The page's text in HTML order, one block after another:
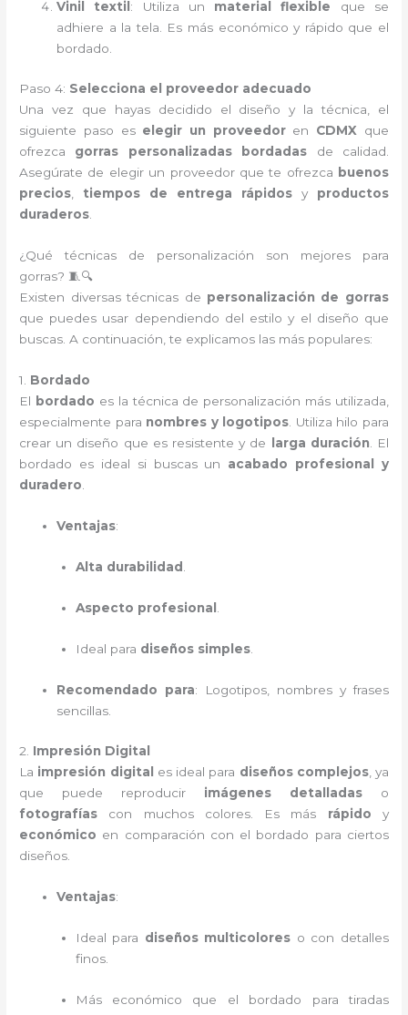
Vinil textil: Utiliza un material flexible que se
adhiere a la tela. Es más económico y rápido que el
bordado.
Paso 4: Selecciona el proveedor adecuado
Una vez que hayas decidido el diseño y la técnica, el
siguiente paso es elegir un proveedoren CDMX que
ofrezca gorras personalizadas bordadas de calidad.
Asegúrate de elegir un proveedor que te ofrezca buenos
precios, tiempos de entrega rápidosy productos
duraderos.
¿Qué técnicas de personalización son mejores para
gorras? 🧵🔍
Existen diversas técnicas de personalización de gorras
que puedes usar dependiendo del estilo y el diseño que
buscas. A continuación, te explicamos las más populares:
1. Bordado
El bordado es la técnica de personalización más utilizada,
especialmente para nombres y logotipos . Utiliza hilo para
crear un diseño que es resistente y de
larga duración . El
bordado es ideal si buscas un acabado profesional y
duradero
Ventajas:
Alta durabilidad
Aspecto profesional
Ideal para diseños simples.
Recomendado para: Logotipos, nombres y frases
sencillas.
2. Impresión Digital
La impresión digital es ideal para diseños complejos, ya
que puede reproducir imágenes detalladaso
fotografías con muchos colores. Es más rápido y
económico en comparación con el bordado para ciertos
diseños.
Ventajas:
Ideal para diseños multicolores o con detalles
finos.
Más económico que el bordado para tiradas